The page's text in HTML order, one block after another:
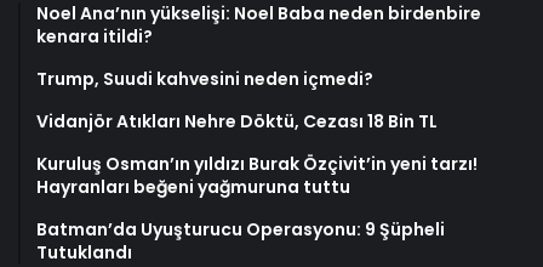
Noel Ana’nın yükselişi: Noel Baba neden birdenbire
kenara itildi?
Trump, Suudi kahvesini neden içmedi?
Vidanjör Atıkları Nehre Döktü, Cezası 18 Bin TL
Kuruluş Osman’ın yıldızı Burak Özçivit’in yeni tarzı!
Hayranları beğeni yağmuruna tuttu
Batman’da Uyuşturucu Operasyonu: 9 Şüpheli
Tutuklandı